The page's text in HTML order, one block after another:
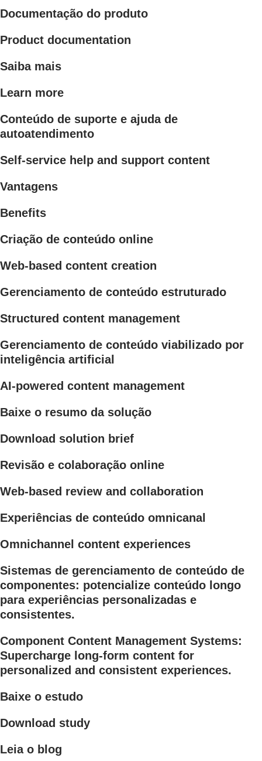
Documentação do produto
Product documentation
Saiba mais
Learn more
Conteúdo de suporte e ajuda de
autoatendimento
Self-service help and support content
Vantagens
Benefits
Criação de conteúdo online
Web-based content creation
Gerenciamento de conteúdo estruturado
Structured content management
Gerenciamento de conteúdo viabilizado por
inteligência artificial
AI-powered content management
Baixe o resumo da solução
Download solution brief
Revisão e colaboração online
Web-based review and collaboration
Experiências de conteúdo omnicanal
Omnichannel content experiences
Sistemas de gerenciamento de conteúdo de
componentes: potencialize conteúdo longo
para experiências personalizadas e
consistentes.
Component Content Management Systems:
Supercharge long-form content for
personalized and consistent experiences.
Baixe o estudo
Download study
Leia o blog